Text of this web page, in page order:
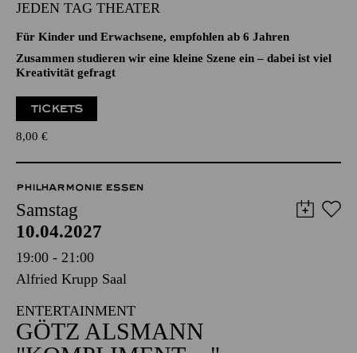
FAMILIEN-WERKSTATT
JEDEN TAG THEATER
Zusammen studieren wir eine kleine Szene ein – dabei ist viel
Kreativität gefragt
8,00 €
PHILHARMONIE ESSEN
Samstag
10.04.2027
19:00 - 21:00
Alfried Krupp Saal